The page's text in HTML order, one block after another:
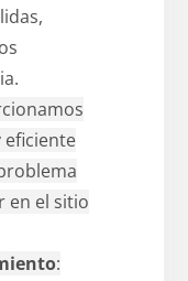
en el sitio
: